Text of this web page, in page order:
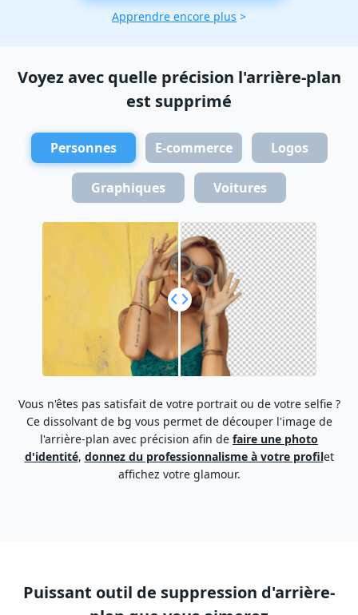
Apprendre encore plus >
Voyez avec quelle précision l'arrière-plan
est supprimé
Personnes E-commerce Logos
Graphiques Voitures
Vous n'êtes pas satisfait de votre portrait ou de votre selfie ?
Ce dissolvant de bg vous permet de découper l'image de
l'arrière-plan avec précision afin de faire une photo
d'identité, donnez du professionnalisme à votre profilet
affichez votre glamour.
Puissant outil de suppression d'arrière-